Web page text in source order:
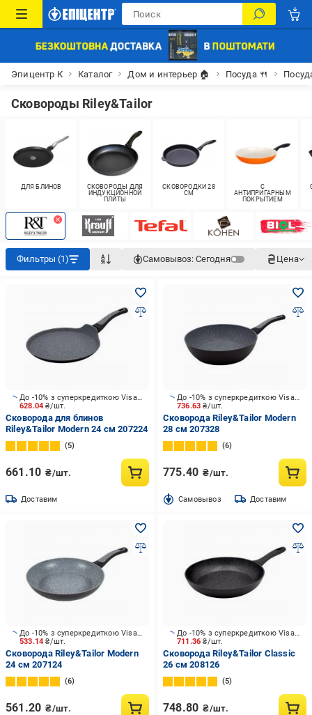
Эпицентр К Каталог Дом и интерьер 🏠 Посуда 🍴
Сковороды Riley&Tailor
ДЛЯ БЛИНОВ
СКОВОРОДЫ ДЛЯ
ИНДУКЦИОННОЙ
ПЛИТЫ
СКОВОРОДКИ 28
СМ
С
АНТИПРИГАРНЫМ
ПОКРЫТИЕМ
Фильтры (1) Самовывоз: Сегодня Цена
628.04₴/шт.
До -10% з суперкредиткою Visa Вигода
Сковорода для блинов
Riley&Tailor Modern 24 см 207224
5
661.10 ₴/шт.
Доставим
736.63₴/шт.
До -10% з суперкредиткою Visa Вигода
Сковорода Riley&Tailor Modern
28 см 207328
6
775.40 ₴/шт.
Cамовывоз Доставим
533.14₴/шт.
До -10% з суперкредиткою Visa Вигода
Сковорода Riley&Tailor Modern
24 см 207124
6
561.20 ₴/шт.
711.36₴/шт.
До -10% з суперкредиткою Visa Вигода
Сковорода Riley&Tailor Classic
26 см 208126
5
748.80 ₴/шт.